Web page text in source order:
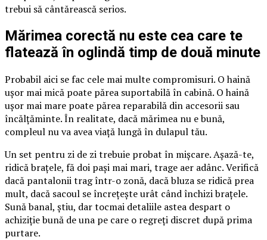
trebui să cântărească serios.
Mărimea corectă nu este cea care te
flatează în oglindă timp de două minute
Probabil aici se fac cele mai multe compromisuri. O haină
ușor mai mică poate părea suportabilă în cabină. O haină
ușor mai mare poate părea reparabilă din accesorii sau
încălțăminte. În realitate, dacă mărimea nu e bună,
compleul nu va avea viață lungă în dulapul tău.
Un set pentru zi de zi trebuie probat în mișcare. Așază-te,
ridică brațele, fă doi pași mai mari, trage aer adânc. Verifică
dacă pantalonii trag într-o zonă, dacă bluza se ridică prea
mult, dacă sacoul se încrețește urât când închizi brațele.
Sună banal, știu, dar tocmai detaliile astea despart o
achiziție bună de una pe care o regreți discret după prima
purtare.